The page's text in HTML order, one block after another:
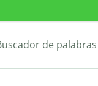
de palabras